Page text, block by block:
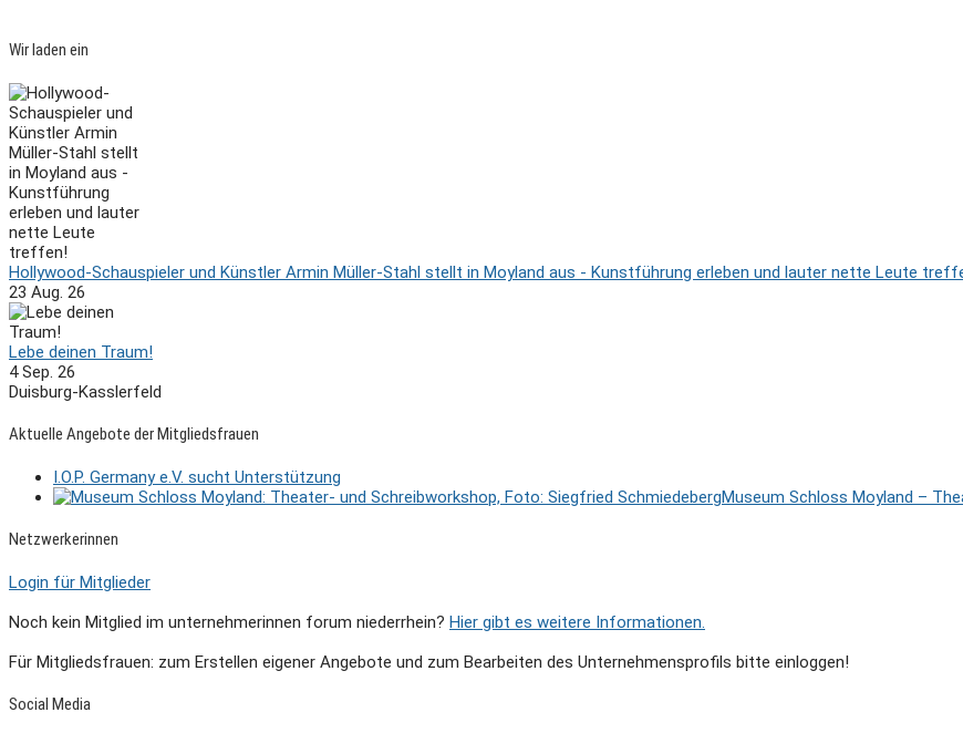
Wir laden ein
Hollywood-Schauspieler und Künstler Armin Müller-Stahl stellt in Moyland aus - Kunstführung erleben und lauter nette Leute
23 Aug. 26
Lebe deinen Traum!
4 Sep. 26
Duisburg-Kasslerfeld
Aktuelle Angebote der Mitgliedsfrauen
I.O.P. Germany e.V. sucht Unterstützung
Museum Schloss Moyland –
Netzwerkerinnen
Login für Mitglieder
Noch kein Mitglied im unternehmerinnen forum niederrhein? Hier gibt es weitere Informationen.
Für Mitgliedsfrauen: zum Erstellen eigener Angebote und zum Bearbeiten des Unternehmensprofils bitte einloggen!
Social Media